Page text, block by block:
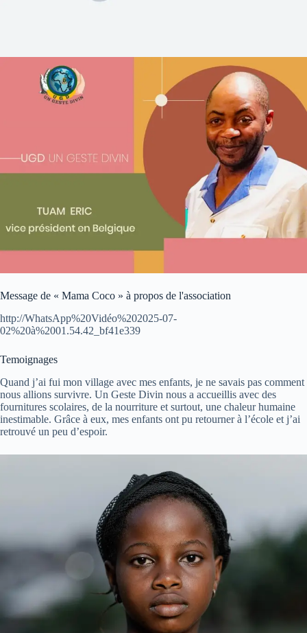
Message de « Mama Coco » à propos de l'association
http://WhatsApp%20Vidéo%202025-07-
02%20à%2001.54.42_bf41e339
Temoignages
Quand j’ai fui mon village avec mes enfants, je ne savais pas comment
nous allions survivre. Un Geste Divin nous a accueillis avec des
fournitures scolaires, de la nourriture et surtout, une chaleur humaine
inestimable. Grâce à eux, mes enfants ont pu retourner à l’école et j’ai
retrouvé un peu d’espoir.